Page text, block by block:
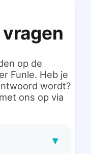
op de
Funle. Heb je
wordt?
ons op via
▾